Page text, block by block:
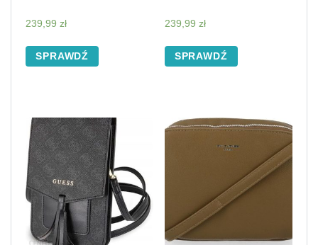
239,99 zł
SPRAWDŹ
239,99 zł
SPRAWDŹ